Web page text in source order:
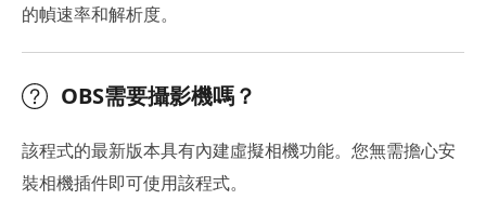
的幀速率和解析度。
OBS需要攝影機嗎？
該程式的最新版本具有內建虛擬相機功能。您無需擔心安
裝相機插件即可使用該程式。